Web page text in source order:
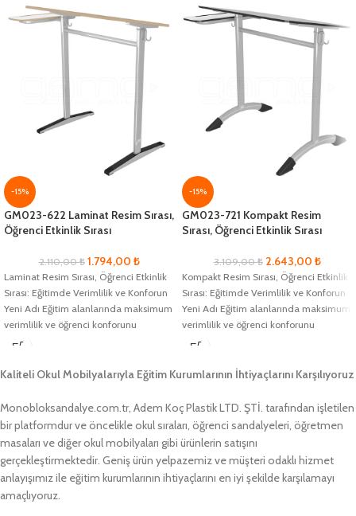
-15%
GM023-622 Laminat Resim Sırası,
Öğrenci Etkinlik Sırası
2.110,00₺ 1.794,00 ₺
Laminat Resim Sırası, Öğrenci Etkinlik
Sırası: Eğitimde Verimlilik ve Konforun
Yeni Adı Eğitim alanlarında maksimum
verimlilik ve öğrenci konforunu
sağlamak
-15%
GM023-721 Kompakt Resim
Sırası, Öğrenci Etkinlik Sırası
3.109,00₺ 2.643,00 ₺
Kompakt Resim Sırası, Öğrenci Etkinlik
Sırası: Eğitimde Verimlilik ve Konforun
Yeni Adı Eğitim alanlarında maksimum
verimlilik ve öğrenci konforunu
sağlamak
Kaliteli Okul Mobilyalarıyla Eğitim Kurumlarının İhtiyaçlarını Karşılıyoruz
Monobloksandalye.com.tr, Adem Koç Plastik LTD. ŞTİ. tarafından işletilen
bir platformdur ve öncelikle okul sıraları, öğrenci sandalyeleri, öğretmen
masaları ve diğer okul mobilyaları gibi ürünlerin satışını
gerçekleştirmektedir. Geniş ürün yelpazemiz ve müşteri odaklı hizmet
anlayışımız ile eğitim kurumlarının ihtiyaçlarını en iyi şekilde karşılamayı
amaçlıyoruz.